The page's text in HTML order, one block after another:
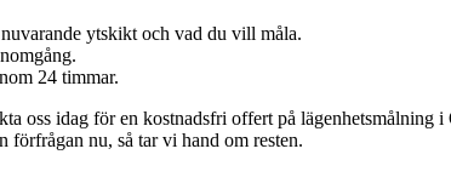
ytskikt och vad du vill måla.
24 timmar.
oss idag för en kostnadsfri offert på
nu, så tar vi hand om resten.